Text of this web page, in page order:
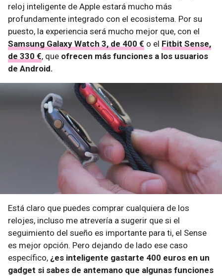
reloj inteligente de Apple estará mucho más
profundamente integrado con el ecosistema. Por su
puesto, la experiencia será mucho mejor que, con el
Samsung Galaxy Watch 3, de 400 € o el Fitbit Sense,
de 330 €, que ofrecen más funciones a los usuarios
de Android.
Está claro que puedes comprar cualquiera de los
relojes, incluso me atrevería a sugerir que si el
seguimiento del sueño es importante para ti, el Sense
es mejor opción. Pero dejando de lado ese caso
específico, ¿es inteligente gastarte 400 euros en un
gadget si sabes de antemano que algunas funciones